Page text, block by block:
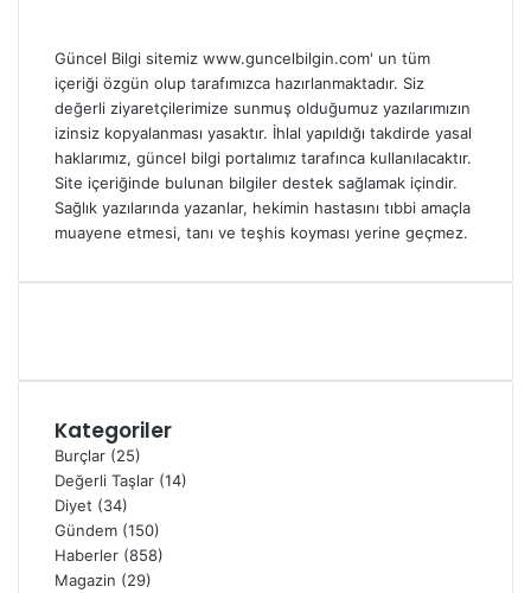
Güncel Bilgi sitemiz www.guncelbilgin.com' un tüm
içeriği özgün olup tarafımızca hazırlanmaktadır. Siz
değerli ziyaretçilerimize sunmuş olduğumuz yazılarımızın
izinsiz kopyalanması yasaktır. İhlal yapıldığı takdirde yasal
haklarımız, güncel bilgi portalımız tarafınca kullanılacaktır.
Site içeriğinde bulunan bilgiler destek sağlamak içindir.
Sağlık yazılarında yazanlar, hekimin hastasını tıbbi amaçla
muayene etmesi, tanı ve teşhis koyması yerine geçmez.
Kategoriler
Burçlar (25)
Değerli Taşlar (14)
Diyet (34)
Gündem (150)
Haberler (858)
Magazin (29)